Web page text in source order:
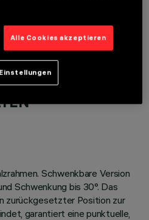
Schwenkbare Version
Schwenkung bis 30°. Das
zurückgesetzter Position zur
garantiert eine punktuelle,
Alle Cookies akzeptieren